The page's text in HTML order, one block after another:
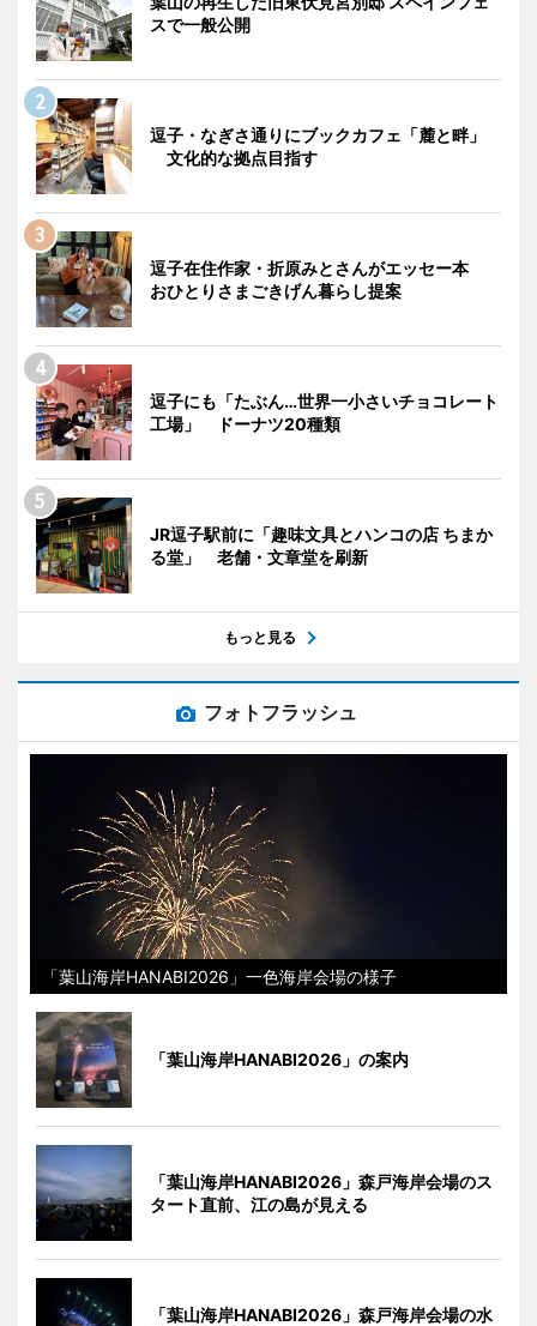
スで一般公開
逗子・なぎさ通りにブックカフェ「麓と畔」
文化的な拠点目指す
逗子在住作家・折原みとさんがエッセー本
おひとりさまごきげん暮らし提案
逗子にも「たぶん…世界一小さいチョコレート
工場」 ドーナツ20種類
JR逗子駅前に「趣味文具とハンコの店 ちまか
る堂」 老舗・文章堂を刷新
もっと見る
フォトフラッシュ
「葉山海岸HANABI2026」一色海岸会場の様子
「葉山海岸HANABI2026」の案内
「葉山海岸HANABI2026」森戸海岸会場のス
タート直前、江の島が見える
「葉山海岸HANABI2026」森戸海岸会場の水